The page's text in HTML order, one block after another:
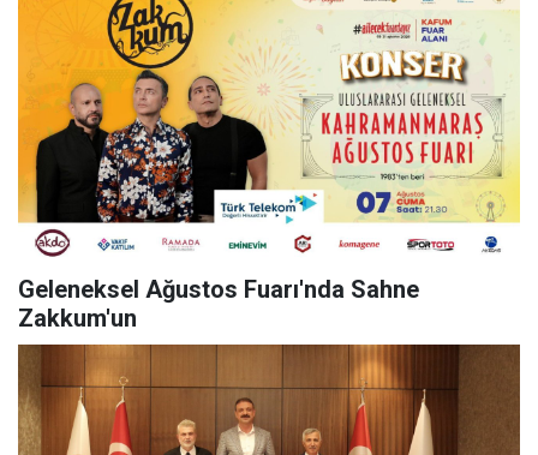
Geleneksel Ağustos Fuarı'nda Sahne
Zakkum'un